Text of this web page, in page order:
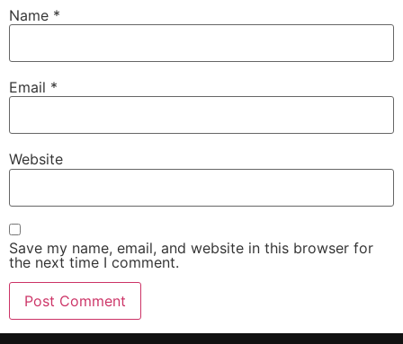
Name *
Email *
Website
Save my name, email, and website in this browser for
the next time I comment.